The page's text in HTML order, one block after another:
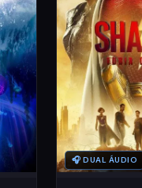
🎧 DUAL ÁUDIO